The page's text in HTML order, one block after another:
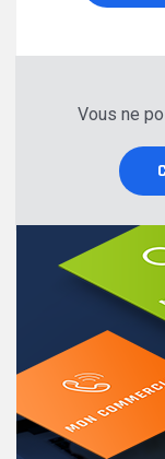
Vous ne